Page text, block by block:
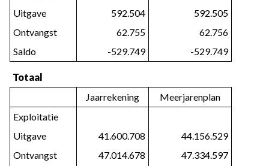
Uitgave
592.504
592.505
Ontvangst
62.755
62.756
Saldo
-529.749 -529.749
Totaal
Jaarrekening
Meerjarenplan
Exploitatie
Uitgave
41.600.708
44.156.529
Ontvangst
47.014.678
47.334.597